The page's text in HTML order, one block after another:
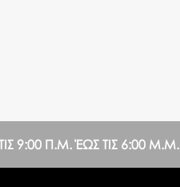
9:00 Π.Μ. ΈΩΣ ΤΙΣ 6:00 Μ.Μ.